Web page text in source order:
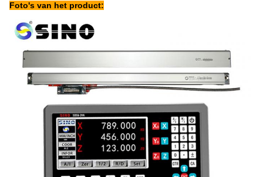
Foto's van het product: